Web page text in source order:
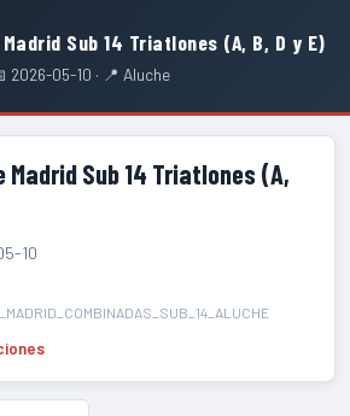
Sub 14 Triatlones (A, B, D y E)
2026-05-10 · 📍 Aluche
Madrid Sub 14 Triatlones (A,
10